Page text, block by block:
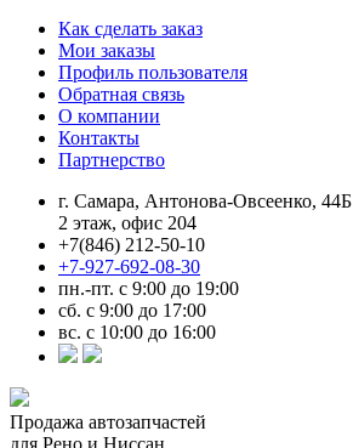
Как сделать заказ
Мои заказы
Профиль пользователя
Обратная связь
О компании
Контакты
Партнерство
г. Самара, Антонова-Овсеенко, 44Б
2 этаж, офис 204
+7(846) 212-50-10
+7-927-692-08-30
пн.-пт. с 9:00 до 19:00
сб. с 9:00 до 17:00
вс. с 10:00 до 16:00
Продажа автозапчастей